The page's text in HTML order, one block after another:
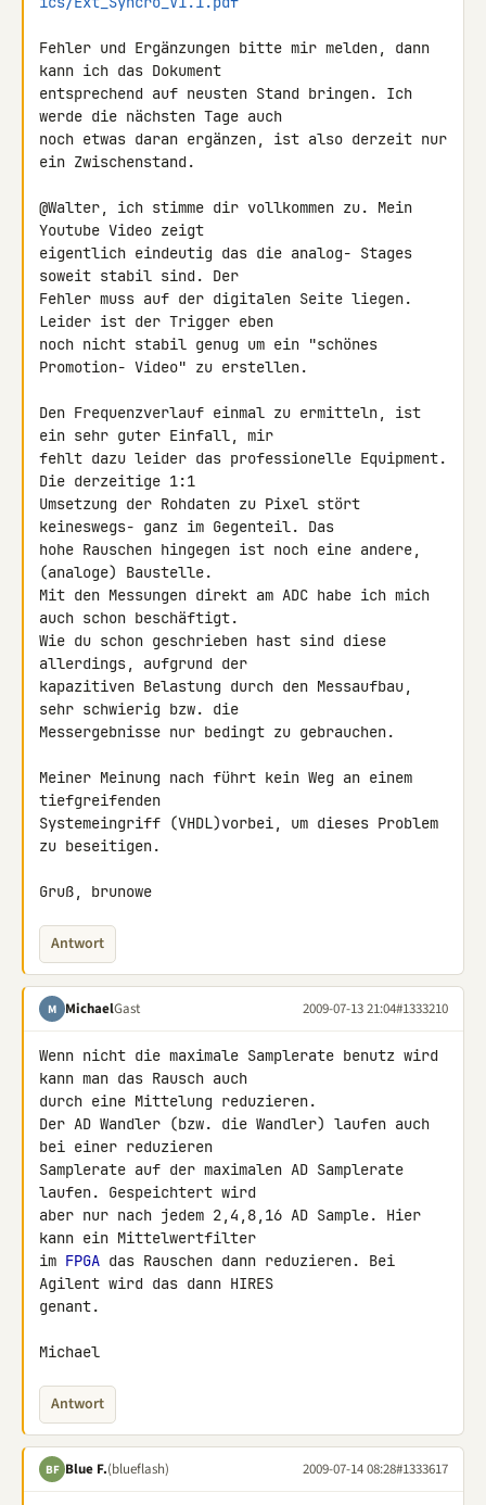
Fehler und Ergänzungen bitte mir melden, dann
kann ich das Dokument
entsprechend auf neusten Stand bringen. Ich
werde die nächsten Tage auch
noch etwas daran ergänzen, ist also derzeit nur
ein Zwischenstand.
@Walter, ich stimme dir vollkommen zu. Mein
Youtube Video zeigt
eigentlich eindeutig das die analog- Stages
soweit stabil sind. Der
Fehler muss auf der digitalen Seite liegen.
Leider ist der Trigger eben
noch nicht stabil genug um ein "schönes
Promotion- Video" zu erstellen.
Den Frequenzverlauf einmal zu ermitteln, ist
ein sehr guter Einfall, mir
fehlt dazu leider das professionelle Equipment.
Die derzeitige 1:1
Umsetzung der Rohdaten zu Pixel stört
keineswegs- ganz im Gegenteil. Das
hohe Rauschen hingegen ist noch eine andere,
(analoge) Baustelle.
Mit den Messungen direkt am ADC habe ich mich
auch schon beschäftigt.
Wie du schon geschrieben hast sind diese
allerdings, aufgrund der
kapazitiven Belastung durch den Messaufbau,
sehr schwierig bzw. die
Messergebnisse nur bedingt zu gebrauchen.
Meiner Meinung nach führt kein Weg an einem
tiefgreifenden
Systemeingriff (VHDL)vorbei, um dieses Problem
zu beseitigen.
Gruß, brunowe
Antwort
M MichaelGast 2009-07-13 21:04#1333210
Wenn nicht die maximale Samplerate benutz wird
kann man das Rausch auch
durch eine Mittelung reduzieren.
Der AD Wandler (bzw. die Wandler) laufen auch
bei einer reduzieren
Samplerate auf der maximalen AD Samplerate
laufen. Gespeichtert wird
aber nur nach jedem 2,4,8,16 AD Sample. Hier
kann ein Mittelwertfilter
im FPGA das Rauschen dann reduzieren. Bei
Agilent wird das dann HIRES
genant.
Michael
Antwort
BF Blue F.(blueflash) 2009-07-14 08:28#1333617